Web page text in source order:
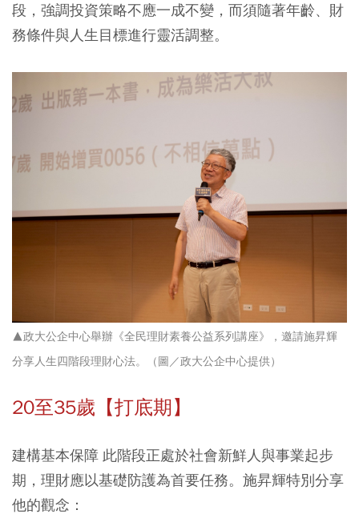
段，強調投資策略不應一成不變，而須隨著年齡、財
務條件與人生目標進行靈活調整。
▲政大公企中心舉辦《全民理財素養公益系列講座》，邀請施昇輝
分享人生四階段理財心法。（圖／政大公企中心提供）
20至35歲【打底期】
建構基本保障 此階段正處於社會新鮮人與事業起步
期，理財應以基礎防護為首要任務。施昇輝特別分享
他的觀念：